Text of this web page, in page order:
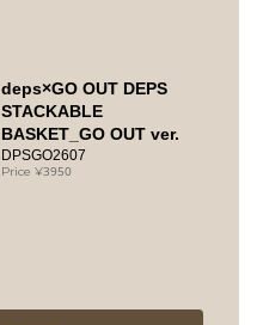
deps×GO OUT DEPS
STACKABLE
BASKET_GO OUT ver.
DPSGO2607
3950